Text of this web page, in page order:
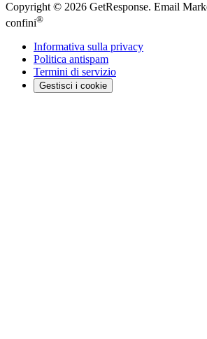
Copyright © 2026 GetResponse. Email
confini®
Informativa sulla privacy
Politica antispam
Termini di servizio
Gestisci i cookie